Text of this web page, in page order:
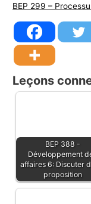
BEP 299 –
Leçons
BEP 388 -
Développement
affaires 6: Discuter
proposition